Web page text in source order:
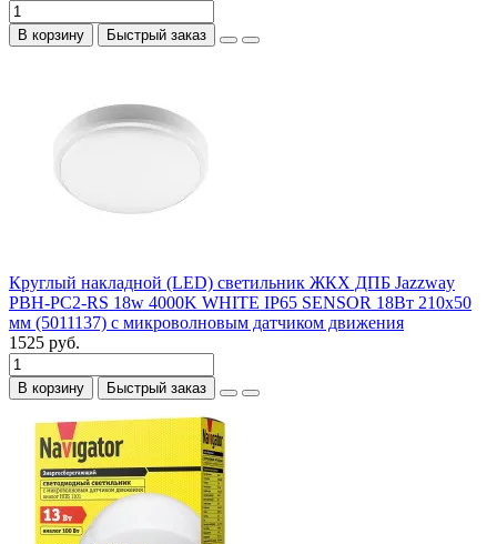
В корзину Быстрый заказ
Круглый накладной (LED) светильник ЖКХ ДПБ Jazzway
PBH-PC2-RS 18w 4000K WHITE IP65 SENSOR 18Вт 210х50
мм (5011137) с микроволновым датчиком движения
1525 руб.
В корзину Быстрый заказ